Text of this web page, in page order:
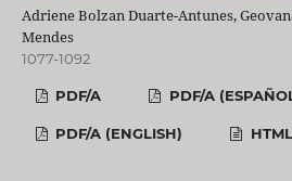
Adriene Bolzan Duarte-Antunes,
Mendes
1077-1092
PDF/A PDF/A
PDF/A (ENGLISH) HTML